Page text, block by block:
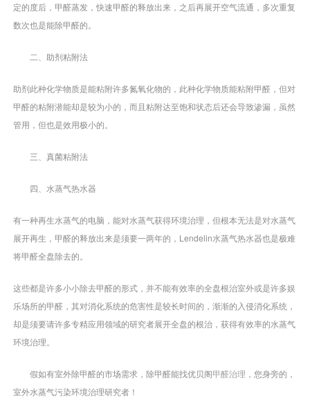
定的度后，甲醛蒸发，快速甲醛的释放出来，之后再展开空气流通，多次重复
数次也是能除甲醛的。
二、助剂粘附法
助剂此种化学物质是能粘附许多氮氧化物的，此种化学物质能粘附甲醛，但对
甲醛的粘附潜能却是较为小的，而且粘附达至饱和状态后还会导致渗漏，虽然
管用，但也是效用极小的。
三、真菌粘附法
四、水蒸气热水器
有一种再生水蒸气的电脑，能对水蒸气获得环境治理，但根本无法是对水蒸气
展开再生，甲醛的释放出来是须要一两年的，Lendelin水蒸气热水器也是极难
将甲醛全盘除去的。
这些都是许多小小除去甲醛的形式，并不能有效率的全盘根治室外或是许多娱
乐场所的甲醛，其对消化系统的危害性是较长时间的，渐渐的入侵消化系统，
却是须要请许多专精应用领域的研究者展开全盘的根治，获得有效率的水蒸气
环境治理。
假如有室外除甲醛的市场需求，除甲醛能找优贝阁甲醛治理 ，您身旁的，
室外水蒸气污染环境治理研究者！